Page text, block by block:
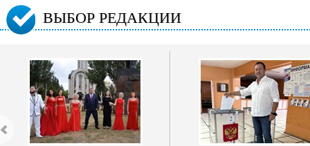
ВЫБОР РЕДАКЦИИ